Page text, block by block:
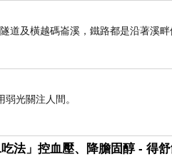
道及橫越碼崙溪，鐵路都是沿著溪
光關注人間。
法」控血壓、降膽固醇 - 得